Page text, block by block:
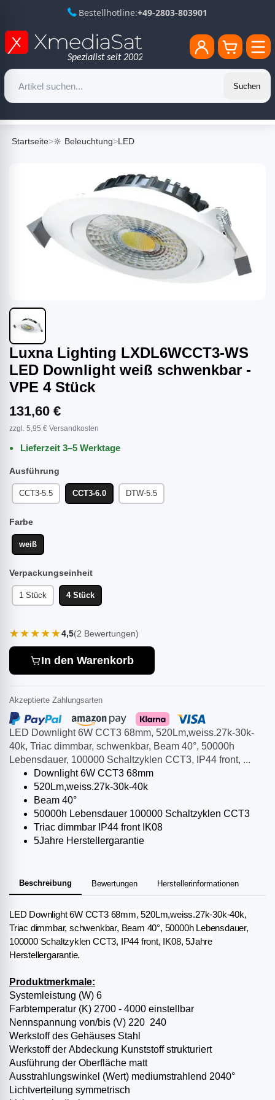
Bestellhotline:+49-2803-803901
Suchen
Startseite>🔆 Beleuchtung>LED
Luxna Lighting LXDL6WCCT3-WS
LED Downlight weiß schwenkbar -
VPE 4 Stück
LED Downlight 6W CCT3 68mm, 520Lm,weiss.27k-30k-
40k, Triac dimmbar, schwenkbar, Beam 40°, 50000h
Lebensdauer, 100000 Schaltzyklen CCT3, IP44 front, ...
Downlight 6W CCT3 68mm
520Lm,weiss.27k-30k-40k
Beam 40°
50000h Lebensdauer 100000 Schaltzyklen CCT3
Triac dimmbar IP44 front IK08
5Jahre Herstellergarantie
Beschreibung Bewertungen Herstellerinformationen
LED Downlight 6W CCT3 68mm, 520Lm,weiss.27k-30k-40k,
Triac dimmbar, schwenkbar, Beam 40°, 50000h Lebensdauer,
100000 Schaltzyklen CCT3, IP44 front, IK08, 5Jahre
Herstellergarantie.
Produktmerkmale:
Systemleistung (W) 6
Farbtemperatur (K) 2700 ­- 4000 einstellbar
Nennspannung von/bis (V) 220 ­ 240
Werkstoff des Gehäuses Stahl
Werkstoff der Abdeckung Kunststoff strukturiert
Ausführung der Oberfläche matt
Ausstrahlungswinkel (Wert) mediumstrahlend 20­40°
Lichtverteilung symmetrisch
131,60 €
zzgl. 5,95 € Versandkosten
Lieferzeit 3–5 Werktage
Ausführung
CCT3-5.5 CCT3-6.0 DTW-5.5
Farbe
weiß
Verpackungseinheit
1 Stück 4 Stück
★★★★★4,5(2 Bewertungen)
In den Warenkorb
Akzeptierte Zahlungsarten